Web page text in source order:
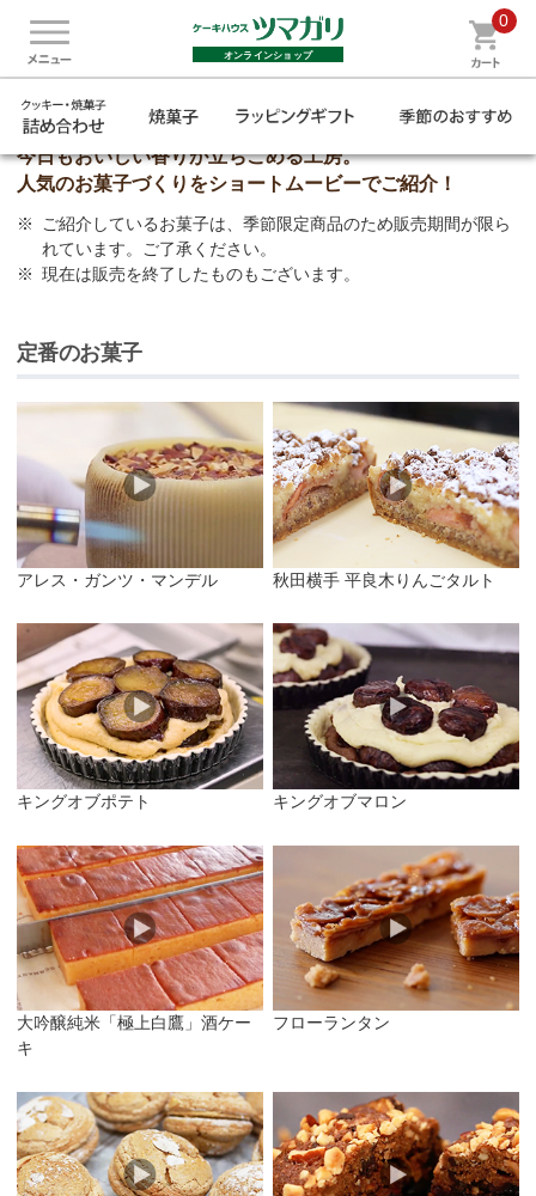
0
オンラインショップ
心が伝わるツマガリのギフト
動画でみる 人気のお菓子ができるまで
今日もおいしい香りが立ちこめる工房。
人気のお菓子づくりをショートムービーでご紹介！
※
ご紹介しているお菓子は、季節限定商品のため販売期間が限ら
れています。ご了承ください。
※ 現在は販売を終了したものもございます。
定番のお菓子
アレス・ガンツ・マンデル 秋田横手 平良木りんごタルト
キングオブポテト キングオブマロン
大吟醸純米「極上白鷹」酒ケー
キ
フローランタン